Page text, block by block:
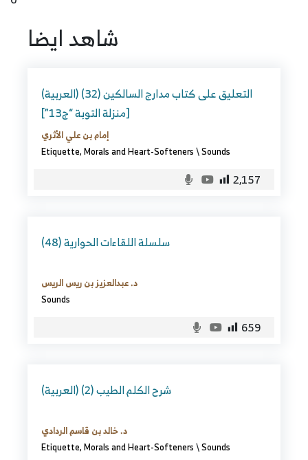
شاهد ايضا
(العربية) التعليق على كتاب مدارج السالكين (32)
[منزلة التوبة “ج13”]
إمام بن علي الأثري
Etiquette, Morals and Heart-Softeners\Sounds
2,157
سلسلة اللقاءات الحوارية (48)
د. عبدالعزيز بن ريس الريس
Sounds
659
(العربية) شرح الكلم الطيب (2)
د. خالد بن قاسم الردادي
Etiquette, Morals and Heart-Softeners\Sounds